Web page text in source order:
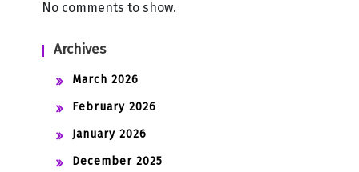
No comments to show.
Archives
March 2026
February 2026
January 2026
December 2025